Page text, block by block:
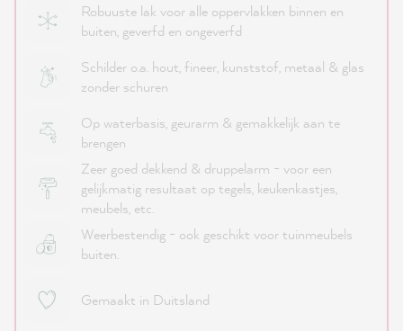
Robuuste lak voor alle oppervlakken binnen en
buiten, geverfd en ongeverfd
Schilder o.a. hout, fineer, kunststof, metaal & glas
zonder schuren
Op waterbasis, geurarm & gemakkelijk aan te
brengen
Zeer goed dekkend & druppelarm - voor een
gelijkmatig resultaat op tegels, keukenkastjes,
meubels, etc.
Weerbestendig - ook geschikt voor tuinmeubels
buiten.
Gemaakt in Duitsland